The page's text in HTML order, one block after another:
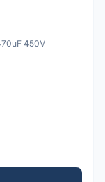
450V